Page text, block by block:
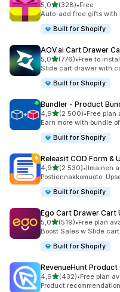
5,0/ 5 tähteä
(328)
328 arvostelua yhteensä
•Free
Auto-add free gifts with
Built for Shopify
AOV.ai Cart Drawer
5,0/ 5 tähteä
(776)
776 arvostelua yhteensä
•Free to
Slide cart drawer with
Built for Shopify
Bundler ‑ Product
4,9/ 5 tähteä
(2 500)
2500 arvostelua
•Free plan
Earn more with bundle
Built for Shopify
Releasit COD Form &
4,9/ 5 tähteä
(2 530)
2530 arvostelua
•Ilmainen
Postiennakkomuoto:
Built for Shopify
Ego Cart Drawer Cart
5,0/ 5 tähteä
(519)
519 arvostelua yhteensä
•Free plan
Boost Sales w Slide
Built for Shopify
RevenueHunt Product
4,9/ 5 tähteä
(432)
432 arvostelua
•Free plan
Product